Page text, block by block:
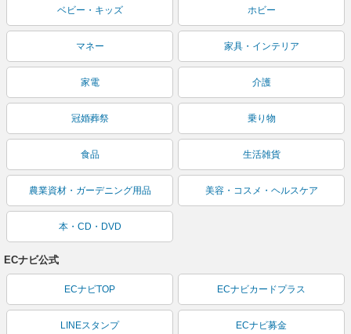
ベビー・キッズ ホビー
マネー 家具・インテリア
家電 介護
冠婚葬祭 乗り物
食品 生活雑貨
農業資材・ガーデニング用品 美容・コスメ・ヘルスケア
本・CD・DVD
ECナビ公式
ECナビTOP ECナビカードプラス
LINEスタンプ ECナビ募金